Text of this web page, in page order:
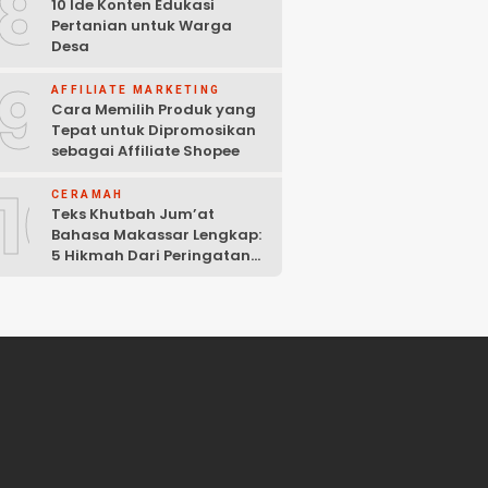
10 Ide Konten Edukasi
Pertanian untuk Warga
Desa
AFFILIATE MARKETING
Cara Memilih Produk yang
Tepat untuk Dipromosikan
sebagai Affiliate Shopee
CERAMAH
Teks Khutbah Jum’at
Bahasa Makassar Lengkap:
5 Hikmah Dari Peringatan